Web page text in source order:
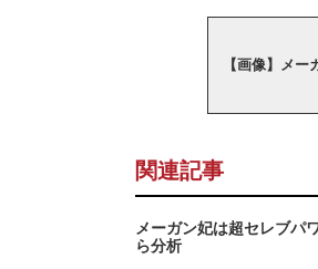
【画像】メ
関連記事
メーガン妃は超セレブ
ら分析